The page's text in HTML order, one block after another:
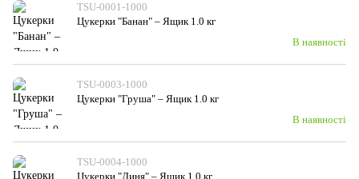
TSU-0001-1000
Цукерки "Банан" – Ящик 1.0 кг
В наявності
TSU-0003-1000
Цукерки "Груша" – Ящик 1.0 кг
В наявності
TSU-0004-1000
Цукерки "Диня" – Ящик 1.0 кг